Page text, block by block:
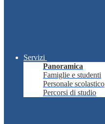
Servizi
Panoramica
Famiglie e studenti
Personale scolastico
Percorsi di studio